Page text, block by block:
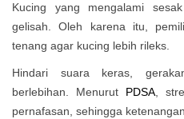
Kucing yang mengalami
gelisah. Oleh karena itu,
tenang agar kucing lebih rileks.
Hindari suara keras,
berlebihan. Menurut
PDSA,
pernafasan, sehingga